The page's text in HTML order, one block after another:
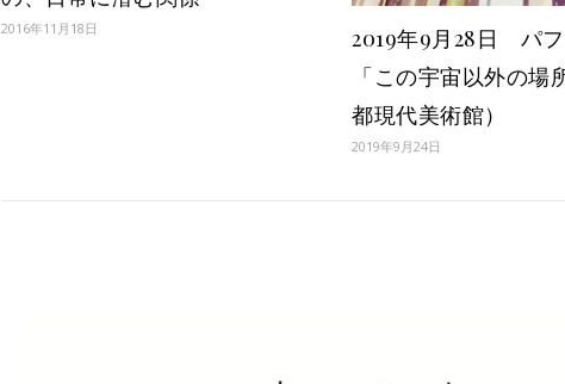
2016年11月18日
2019年9月28日 パ
「この宇宙以外の場
都現代美術館）
2019年9月24日